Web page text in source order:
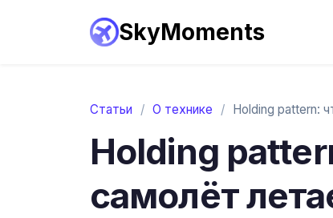
SkyMoments
Статьи / О технике /
Holding
самолёт